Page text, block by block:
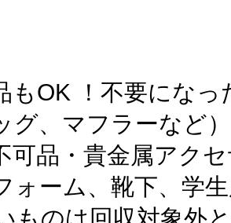
もOK ！不要にな
グ、マフラーなど
可品・貴金属アク
ォーム、靴下、学
ものは回収対象外